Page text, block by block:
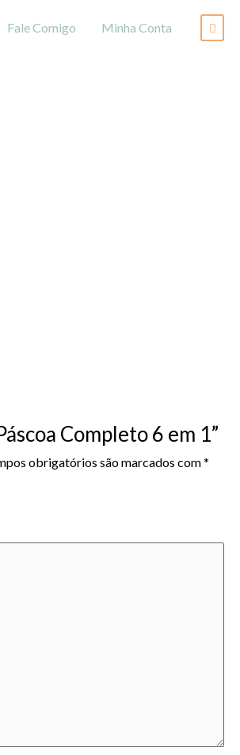
Fale Comigo Minha Conta
Completo 6 em 1”
obrigatórios são marcados com*